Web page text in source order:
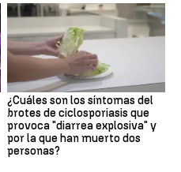
¿Cuáles son los síntomas del
brotes de ciclosporiasis que
provoca "diarrea explosiva" y
por la que han muerto dos
personas?